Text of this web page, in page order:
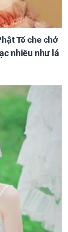
Tổ che chở
nhiều như lá